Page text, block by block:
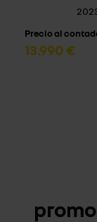
Precio al
13.990 €